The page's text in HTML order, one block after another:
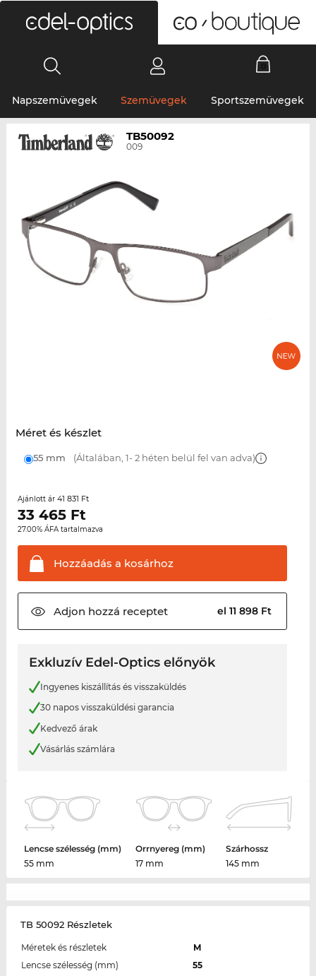
Napszemüvegek Szemüvegek Sportszemüvegek
TB50092
009
Méret és készlet
55 mm (Általában, 1- 2 héten belül fel van adva)
Ajánlott ár 41 831 Ft
33 465Ft
27.00% ÁFA tartalmazva
Hozzáadás a kosárhoz
Adjon hozzá receptet el 11 898 Ft
Exkluzív Edel-Optics előnyök
Ingyenes kiszállítás és visszaküldés
30 napos visszaküldési garancia
Kedvező árak
Vásárlás számlára
Lencse szélesség (mm)
55 mm
Orrnyereg (mm)
17 mm
Szárhossz
145 mm
TB 50092 Részletek
Méretek és részletek
M
Lencse szélesség (mm)
55